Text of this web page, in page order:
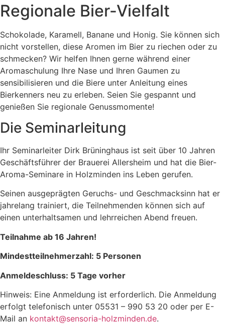
Regionale Bier-Vielfalt
Schokolade, Karamell, Banane und Honig. Sie können sich
nicht vorstellen, diese Aromen im Bier zu riechen oder zu
schmecken? Wir helfen Ihnen gerne während einer
Aromaschulung Ihre Nase und Ihren Gaumen zu
sensibilisieren und die Biere unter Anleitung eines
Bierkenners neu zu erleben. Seien Sie gespannt und
genießen Sie regionale Genussmomente!
Die Seminarleitung
Ihr Seminarleiter Dirk Brüninghaus ist seit über 10 Jahren
Geschäftsführer der Brauerei Allersheim und hat die Bier-
Aroma-Seminare in Holzminden ins Leben gerufen.
Seinen ausgeprägten Geruchs- und Geschmacksinn hat er
jahrelang trainiert, die Teilnehmenden können sich auf
einen unterhaltsamen und lehrreichen Abend freuen.
Teilnahme ab 16 Jahren!
Mindestteilnehmerzahl: 5 Personen
Anmeldeschluss: 5 Tage vorher
Hinweis: Eine Anmeldung ist erforderlich. Die Anmeldung
erfolgt telefonisch unter 05531 – 990 53 20 oder per E-
Mail an kontakt@sensoria-holzminden.de.